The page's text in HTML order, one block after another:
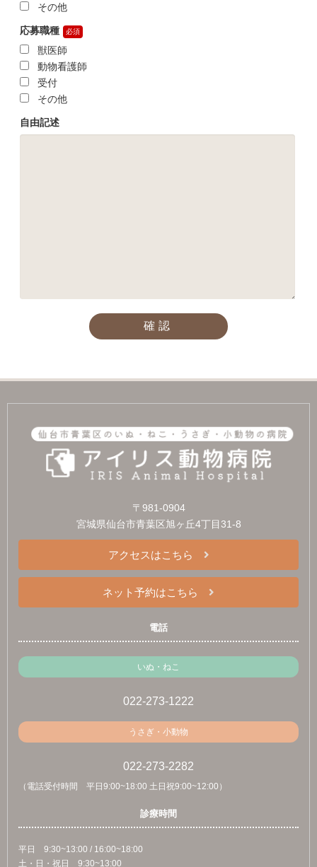
その他
応募職種
獣医師
動物看護師
受付
その他
自由記述
〒981-0904
宮城県仙台市青葉区旭ヶ丘4丁目31-8
アクセスはこちら
ネット予約はこちら
電話
いぬ・ねこ
022-273-1222
うさぎ・小動物
022-273-2282
（電話受付時間 平日9:00~18:00 土日祝9:00~12:00）
診療時間
平日 9:30~13:00 / 16:00~18:00
土・日・祝日 9:30~13:00